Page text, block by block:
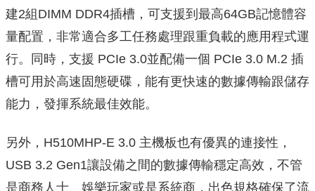
建2組DIMM DDR4插槽，可支援到最高64GB記憶體容
量配置，非常適合多工任務處理跟重負載的應用程式運
行。同時，支援 PCIe 3.0並配備一個 PCIe 3.0 M.2 插
槽可用於高速固態硬碟，能有更快速的數據傳輸跟儲存
能力，發揮系統最佳效能。
另外，H510MHP-E 3.0 主機板也有優異的連接性，
USB 3.2 Gen1讓設備之間的數據傳輸穩定高效，不管
是商務人士、娛樂玩家或是系統商，出色規格確保了流